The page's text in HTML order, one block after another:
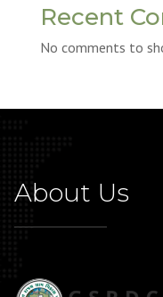
Recent
No comments to
About Us